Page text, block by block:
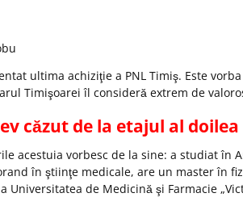
ultima achiziţie a PNL Timiş. Este
Timişoarei îl consideră extrem de
căzut de la etajul al
acestuia vorbesc de la sine: a studiat în
în ştiinţe medicale, are un master în
Universitatea de Medicină şi Farmacie